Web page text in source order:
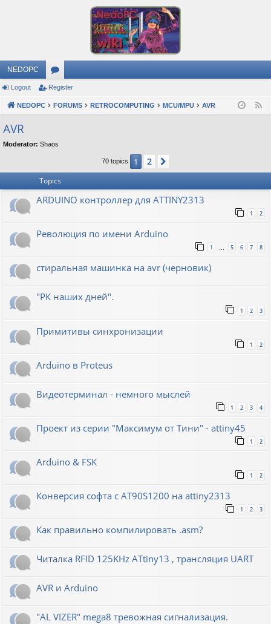
NEDOPC
or
u
s
Logout Register
NEDOPC FORUMS RETROCOMPUTING MCU/MPU AVR
AVR
Moderator: Shaos
70 topics 1 2
Topics
ARDUINO контроллер для ATTINY2313
1 2
Революция по имени Arduino
1 … 5 6 7 8
стиральная машинка на avr (черновик)
"РК наших дней".
1 2 3
Примитивы синхронизации
1 2
Arduino в Proteus
Видеотерминал - немного мыслей
1 2 3 4
Проект из серии "Максимум от Тини" - attiny45
1 2
Arduino & FSK
1 2
Конверсия софта с AT90S1200 на attiny2313
1 2 3
Как правильно компилировать .asm?
Читалка RFID 125KHz ATtiny13 , трансляция UART
AVR и Arduino
"AL VIZER" mega8 тревожная сигнализация.